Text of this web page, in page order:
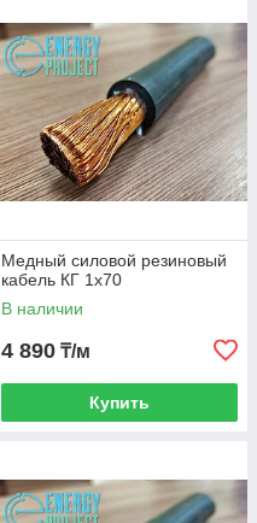
Медный силовой резиновый
кабель КГ 1х70
В наличии
4 890 ₸/м
Купить